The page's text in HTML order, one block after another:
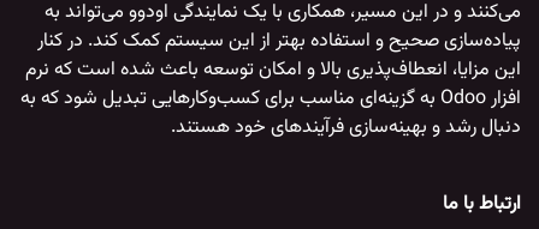
می‌کنند و در این مسیر، همکاری با یک نمایندگی اودوو می‌تواند به
پیاده‌سازی صحیح و استفاده بهتر از این سیستم کمک کند. در کنار
این مزایا، انعطاف‌پذیری بالا و امکان توسعه باعث شده است که نرم
افزار Odoo
به گزینه‌ای مناسب برای کسب‌وکارهایی تبدیل شود که به
دنبال رشد و بهینه‌سازی فرآیندهای خود هستند.
ارتباط با ما